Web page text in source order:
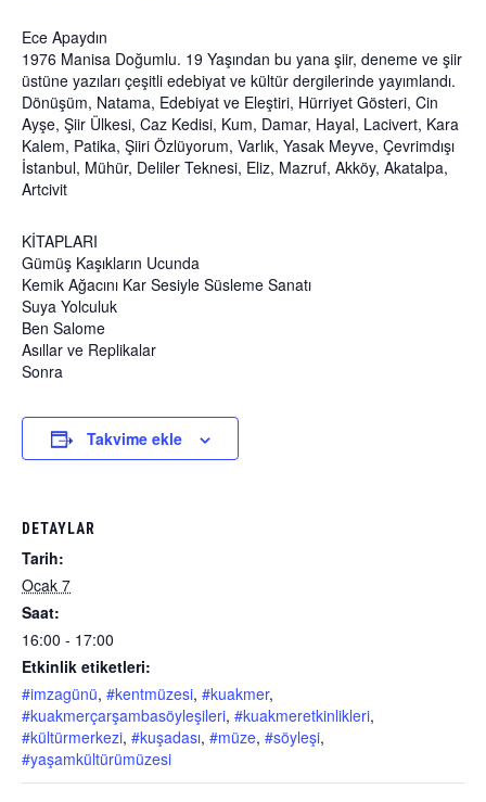
Ece Apaydın
1976 Manisa Doğumlu. 19 Yaşından bu yana şiir, deneme ve şiir
üstüne yazıları çeşitli edebiyat ve kültür dergilerinde yayımlandı.
Dönüşüm, Natama, Edebiyat ve Eleştiri, Hürriyet Gösteri, Cin
Ayşe, Şiir Ülkesi, Caz Kedisi, Kum, Damar, Hayal, Lacivert, Kara
Kalem, Patika, Şiiri Özlüyorum, Varlık, Yasak Meyve, Çevrimdışı
İstanbul, Mühür, Deliler Teknesi, Eliz, Mazruf, Akköy, Akatalpa,
Artcivit
KİTAPLARI
Gümüş Kaşıkların Ucunda
Kemik Ağacını Kar Sesiyle Süsleme Sanatı
Suya Yolculuk
Ben Salome
Asıllar ve Replikalar
Sonra
Takvime ekle
DETAYLAR
Tarih:
Ocak 7
Saat:
16:00 - 17:00
Etkinlik etiketleri:
#imzagünü, #kentmüzesi, #kuakmer,
#kuakmerçarşambasöyleşileri, #kuakmeretkinlikleri,
#kültürmerkezi, #kuşadası, #müze, #söyleşi,
#yaşamkültürümüzesi